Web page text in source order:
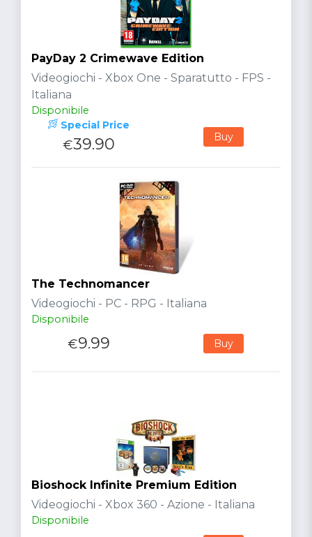
PayDay 2 Crimewave Edition
Videogiochi - Xbox One - Sparatutto - FPS -
Italiana
Disponibile
Special Price
€39.90 Buy
The Technomancer
Videogiochi - PC - RPG - Italiana
Disponibile
€9.99 Buy
Bioshock Infinite Premium Edition
Videogiochi - Xbox 360 - Azione - Italiana
Disponibile